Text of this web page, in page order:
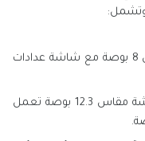
وتشمل:
شاشة معلومات وترفيه رئيسية مقاس 8 بوصة مع شاشة عدادات
تأتي الفئات الاعلي من هايلاندر مع شاشة مقاس 12.3 بوصة تعمل